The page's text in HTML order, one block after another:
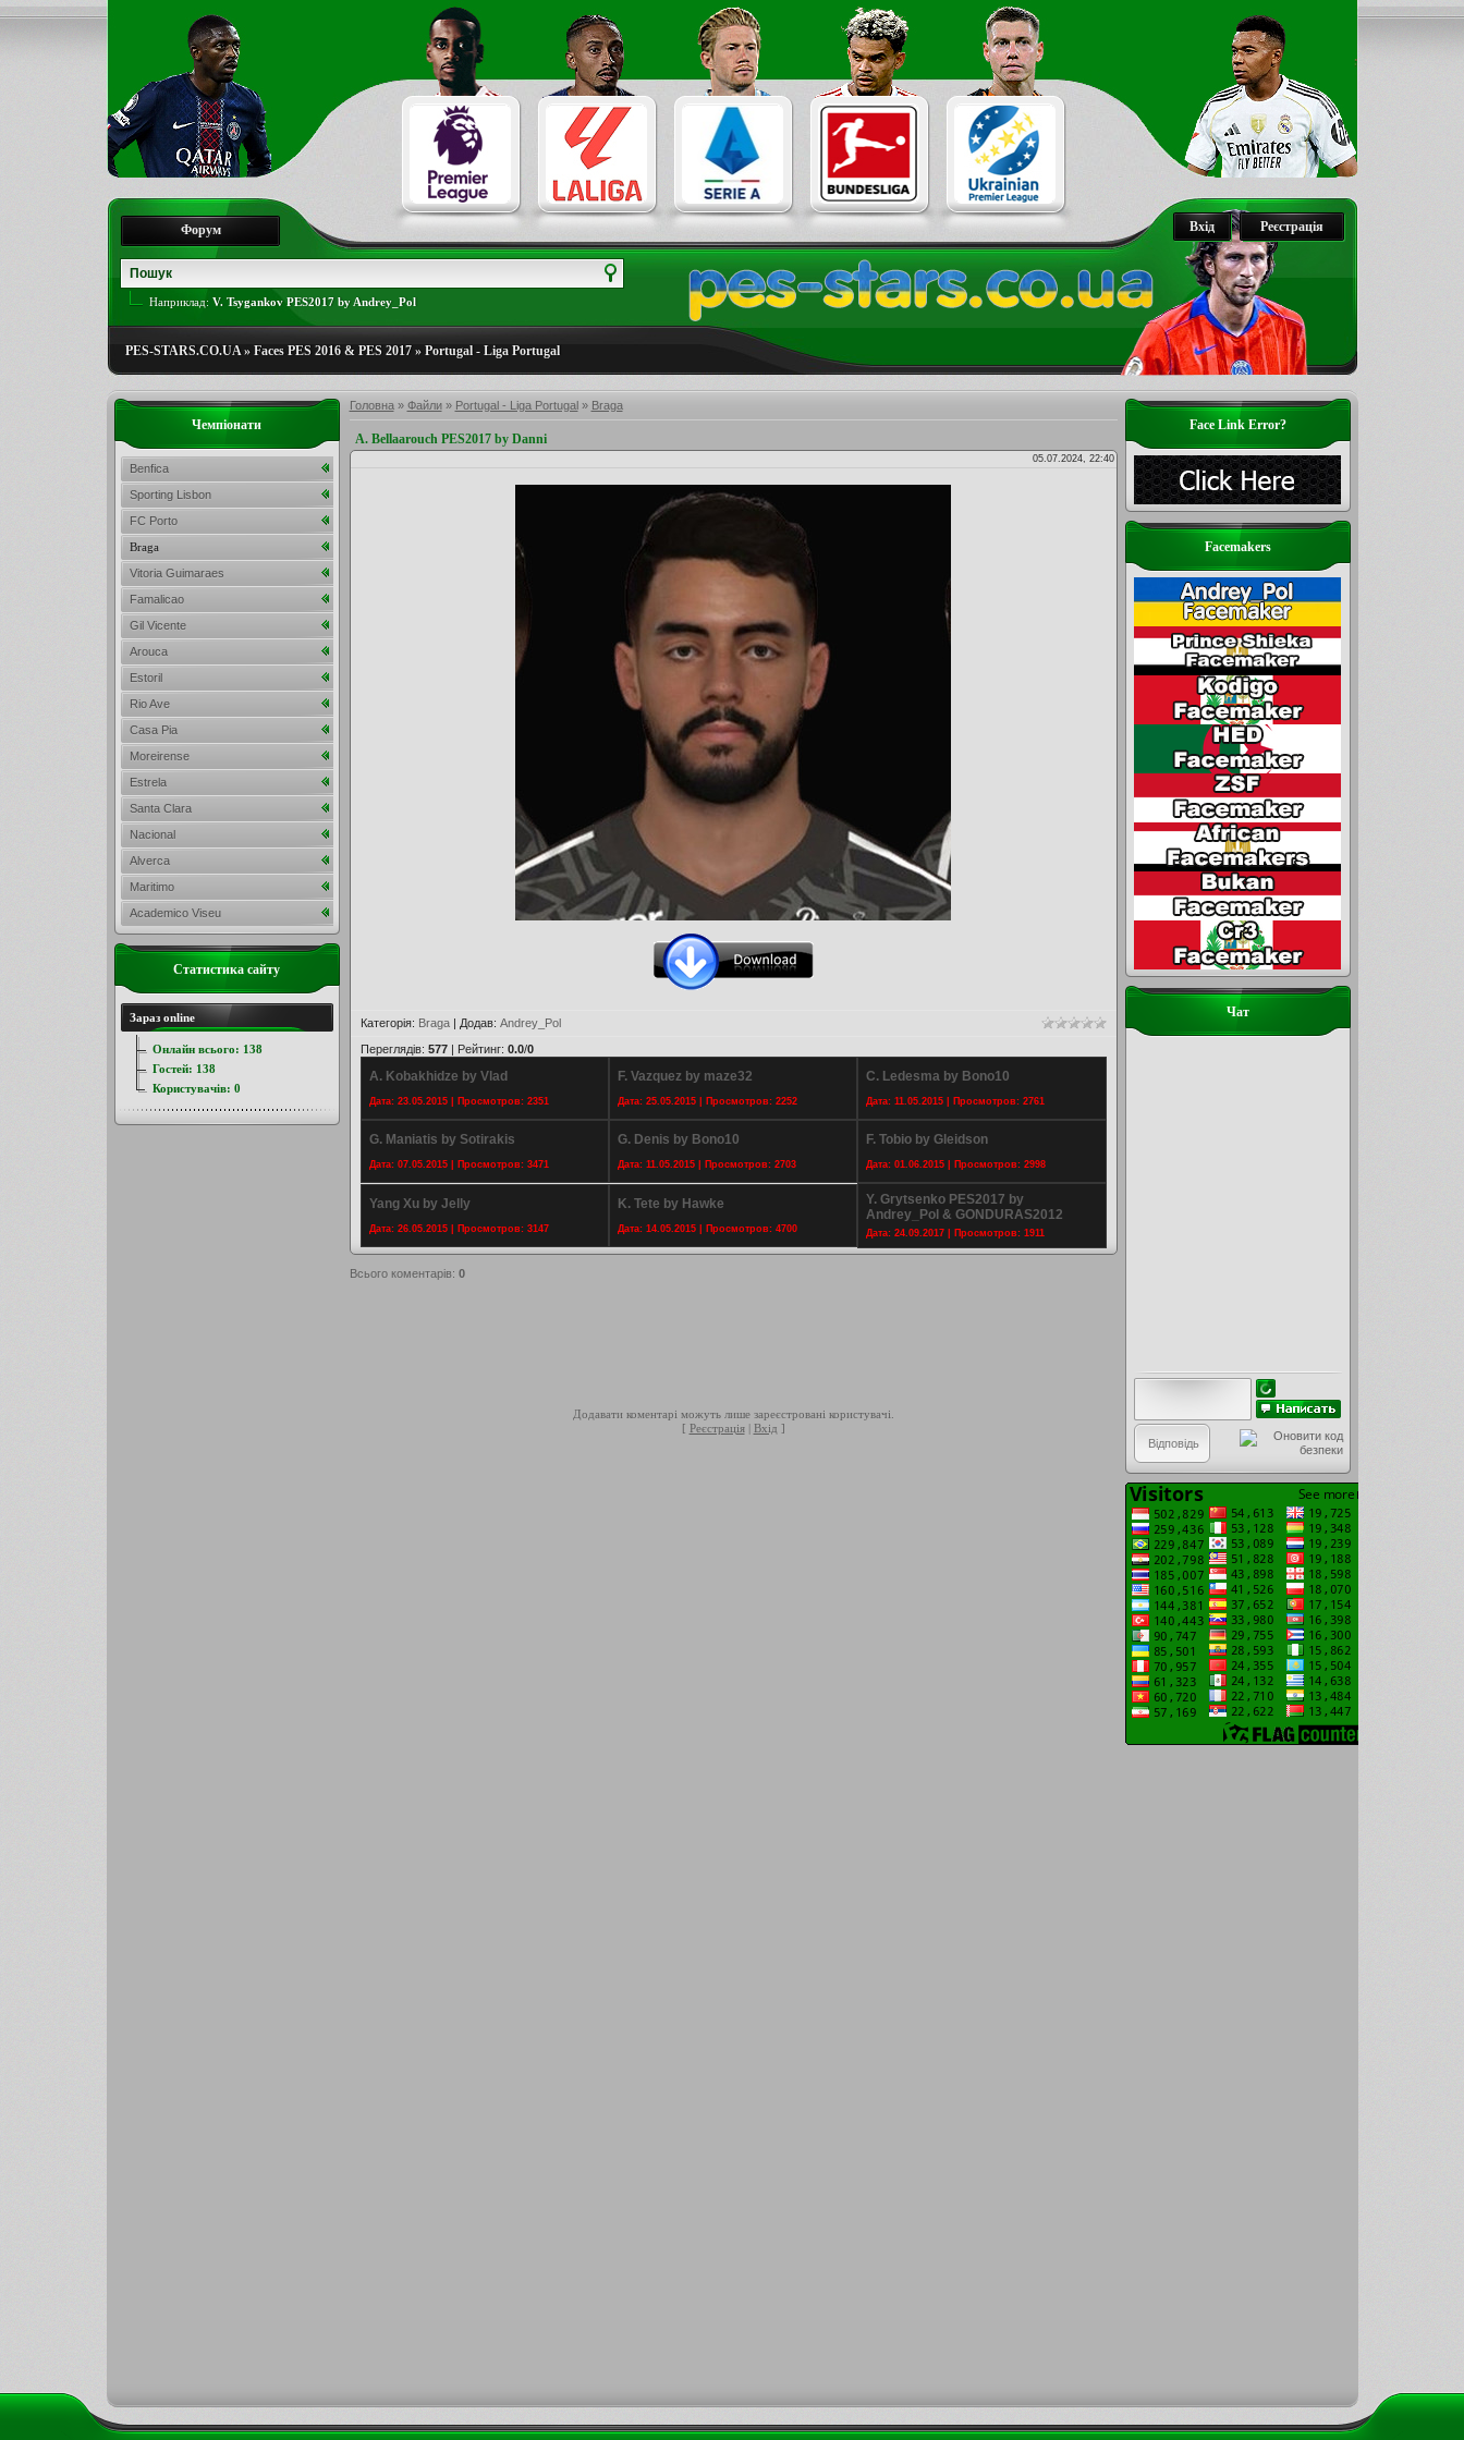
Реєстрація
Вхід
Форум
Наприклад: V. Tsygankov PES2017 by Andrey_Pol
PES-STARS.CO.UA» Faces PES 2016 & PES 2017» Portugal - Liga Portugal
Головна» Файли» Portugal - Liga Portugal» Braga
A. Bellaarouch PES2017 by Danni
05.07.2024, 22:40
Категорія: Braga| Додав: Andrey_Pol
Переглядів: 577| Рейтинг: 0.0/0
A. Kobakhidze by Vlad
Дата: 23.05.2015 | Просмотров: 2351
F. Vazquez by maze32
Дата: 25.05.2015 | Просмотров: 2252
C. Ledesma by Bono10
Дата: 11.05.2015 | Просмотров: 2761
G. Maniatis by Sotirakis
Дата: 07.05.2015 | Просмотров: 3471
G. Denis by Bono10
Дата: 11.05.2015 | Просмотров: 2703
F. Tobio by Gleidson
Дата: 01.06.2015 | Просмотров: 2998
Yang Xu by Jelly
Дата: 26.05.2015 | Просмотров: 3147
K. Tete by Hawke
Дата: 14.05.2015 | Просмотров: 4700
Y. Grytsenko PES2017 by
Andrey_Pol & GONDURAS2012
Дата: 24.09.2017 | Просмотров: 1911
Всього коментарів: 0
Додавати коментарі можуть лише зареєстровані користувачі.
[ Реєстрація| Вхід ]
Face Link Error?
Facemakers
Чат
Чемпіонати
Benfica
Sporting Lisbon
FC Porto
Braga
Vitoria Guimaraes
Famalicao
Gil Vicente
Arouca
Estoril
Rio Ave
Casa Pia
Moreirense
Estrela
Santa Clara
Nacional
Alverca
Maritimo
Academico Viseu
Статистика сайту
Зараз online
Онлайн всього: 138
Гостей: 138
Користувачів: 0